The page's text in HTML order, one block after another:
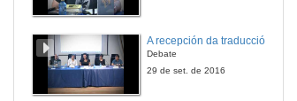
A recepción da traducción
Debate
29 de set. de 2016